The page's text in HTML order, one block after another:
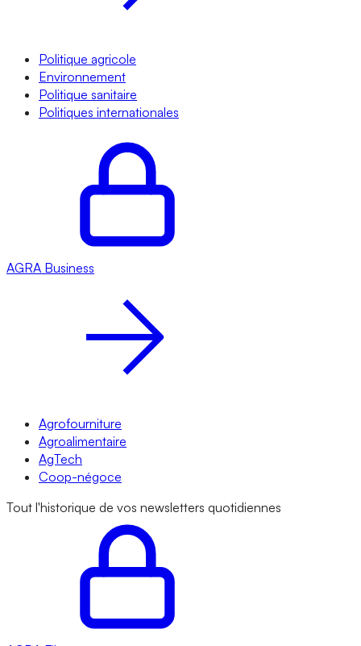
Politique agricole
Environnement
Politique sanitaire
Politiques internationales
AGRA Business
Agrofourniture
Agroalimentaire
AgTech
Coop-négoce
Tout l'historique de vos newsletters quotidiennes